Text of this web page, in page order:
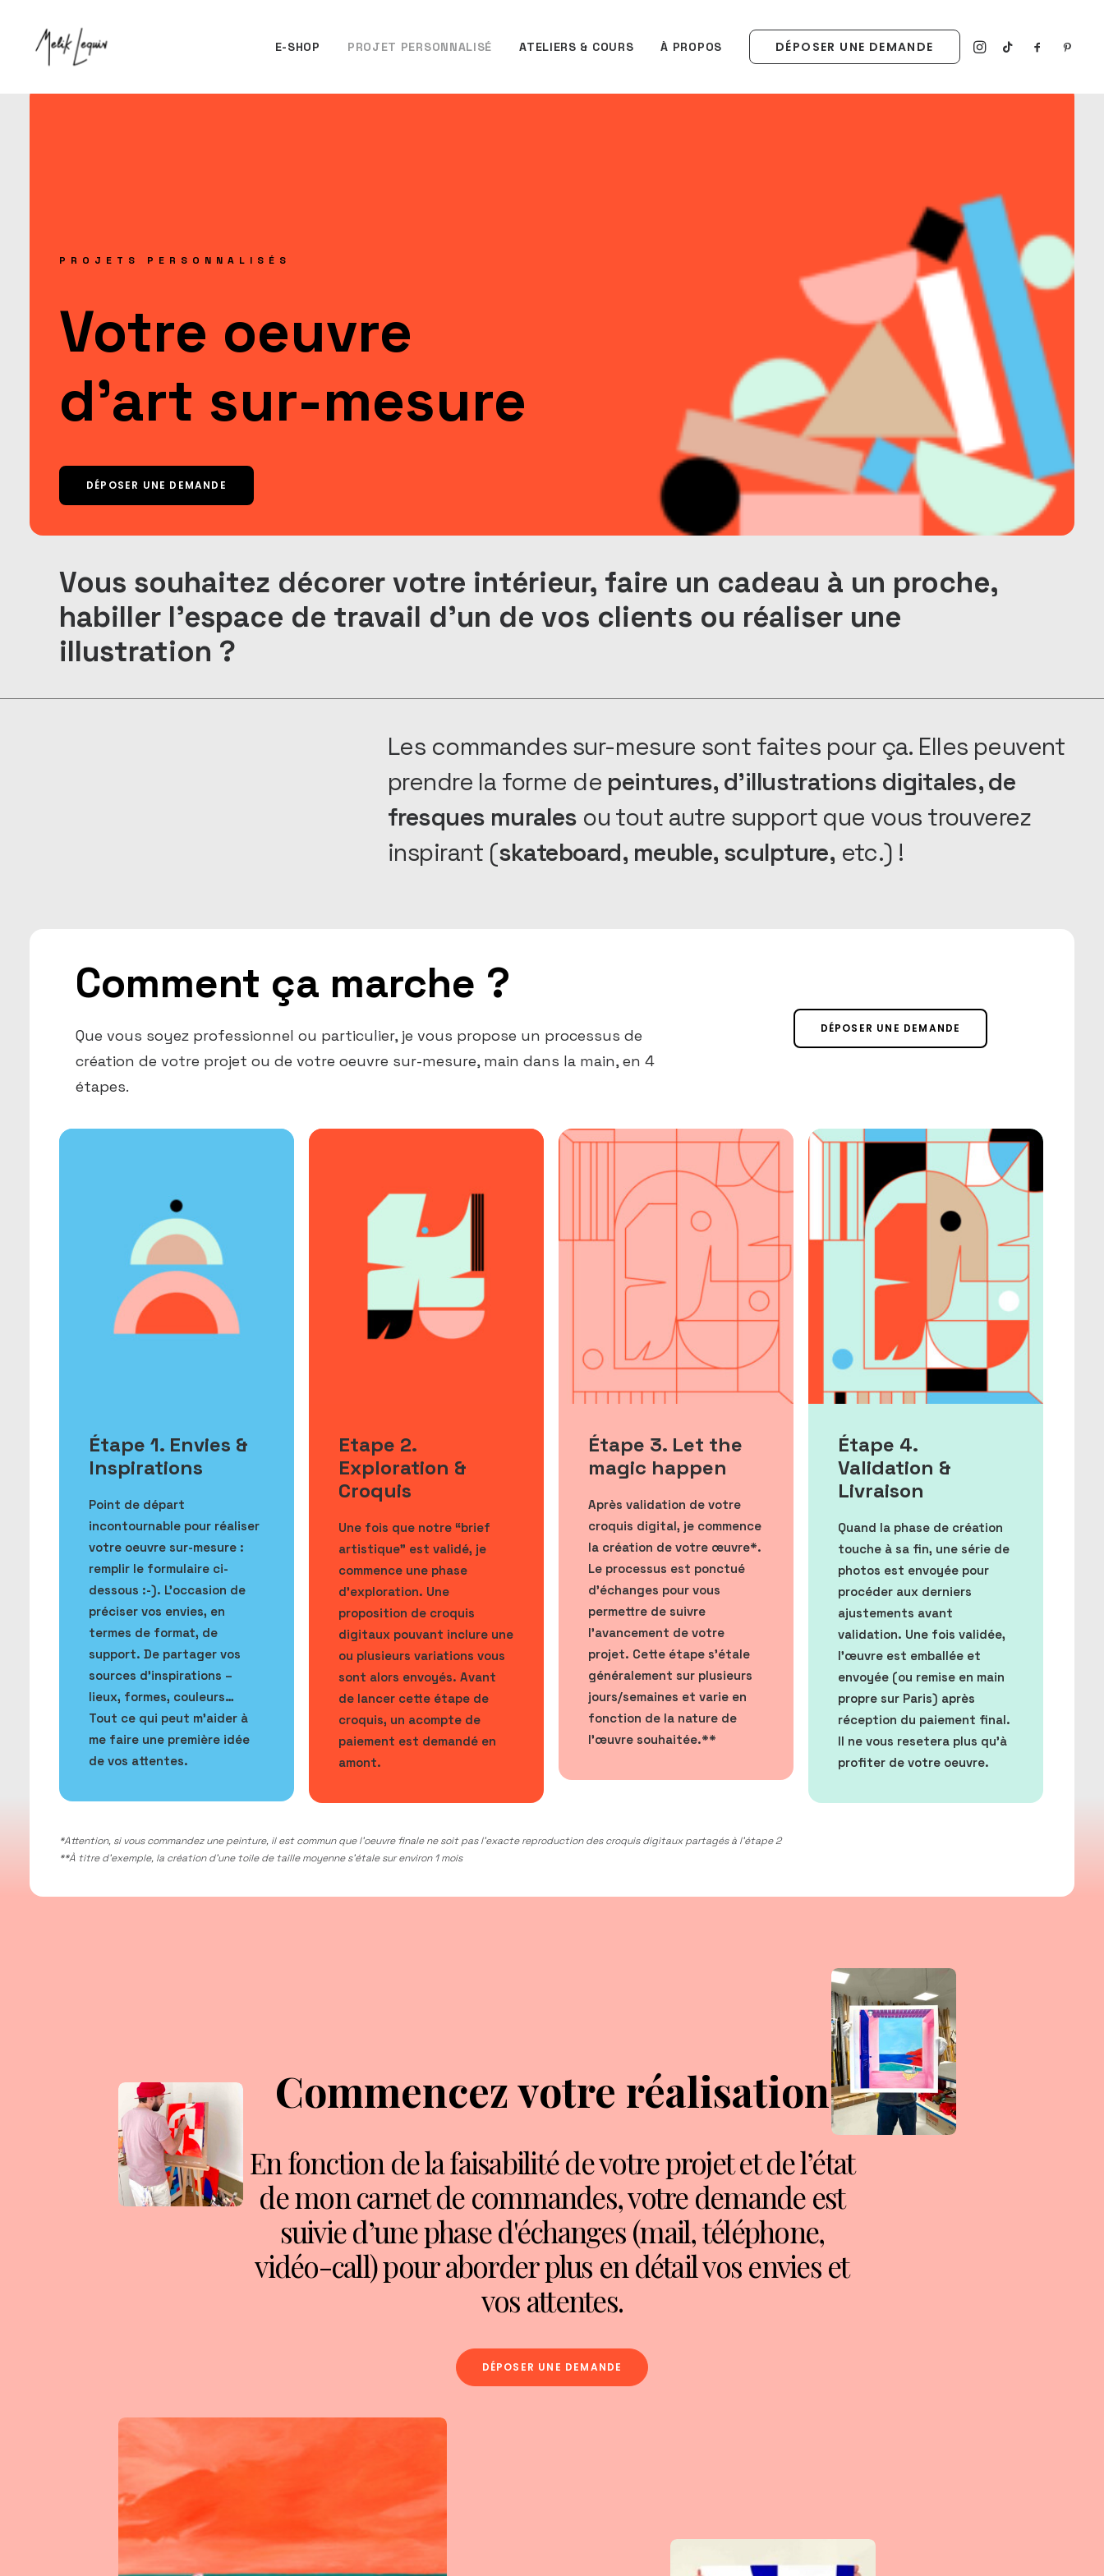
E-SHOP PROJET PERSONNALISÉ ATELIERS & COURS À PROPOS DÉPOSER UNE DEMANDE
PROJETS PERSONNALISÉS
Votre oeuvre
d'art sur-mesure
DÉPOSER UNE DEMANDE
Vous souhaitez décorer votre intérieur, faire un cadeau à un proche,
habiller l'espace de travail d'un de vos clients ou réaliser une
illustration ?
Les commandes sur-mesure sont faites pour ça. Elles peuvent
prendre la forme de peintures, d'illustrations digitales, de
fresques murales ou tout autre support que vous trouverez
inspirant (skateboard, meuble, sculpture, etc.) !
Comment ça marche ?
Que vous soyez professionnel ou particulier, je vous propose un processus de
création de votre projet ou de votre oeuvre sur-mesure, main dans la main, en 4
étapes.
DÉPOSER UNE DEMANDE
Étape 1. Envies &
Inspirations
Point de départ
incontournable pour réaliser
votre oeuvre sur-mesure :
remplir le formulaire ci-
dessous :-). L’occasion de
préciser vos envies, en
termes de format, de
support. De partager vos
sources d’inspirations –
lieux, formes, couleurs…
Tout ce qui peut m’aider à
me faire une première idée
de vos attentes.
Etape 2.
Exploration &
Croquis
Une fois que notre “brief
artistique” est validé, je
commence une phase
d’exploration. Une
proposition de croquis
digitaux pouvant inclure une
ou plusieurs variations vous
sont alors envoyés. Avant
de lancer cette étape de
croquis, un acompte de
paiement est demandé en
amont.
Étape 3. Let the
magic happen
Après validation de votre
croquis digital, je commence
la création de votre œuvre*.
Le processus est ponctué
d'échanges pour vous
permettre de suivre
l’avancement de votre
projet. Cette étape s’étale
généralement sur plusieurs
jours/semaines et varie en
fonction de la nature de
l’œuvre souhaitée.**
Étape 4.
Validation &
Livraison
Quand la phase de création
touche à sa fin, une série de
photos est envoyée pour
procéder aux derniers
ajustements avant
validation. Une fois validée,
l’œuvre est emballée et
envoyée (ou remise en main
propre sur Paris) après
réception du paiement final.
Il ne vous resetera plus qu'à
profiter de votre oeuvre.
*Attention, si vous commandez une peinture, il est commun que l’oeuvre finale ne soit pas l’exacte reproduction des croquis digitaux partagés à l’étape 2
**À titre d’exemple, la création d’une toile de taille moyenne s'étale sur environ 1 mois
Commencez votre réalisation
En fonction de la faisabilité de votre projet et de l’état
de mon carnet de commandes, votre demande est
suivie d’une phase d'échanges (mail, téléphone,
vidéo-call) pour aborder plus en détail vos envies et
vos attentes.
DÉPOSER UNE DEMANDE